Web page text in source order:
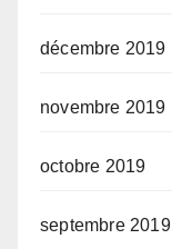
décembre 2019
novembre 2019
octobre 2019
septembre 2019